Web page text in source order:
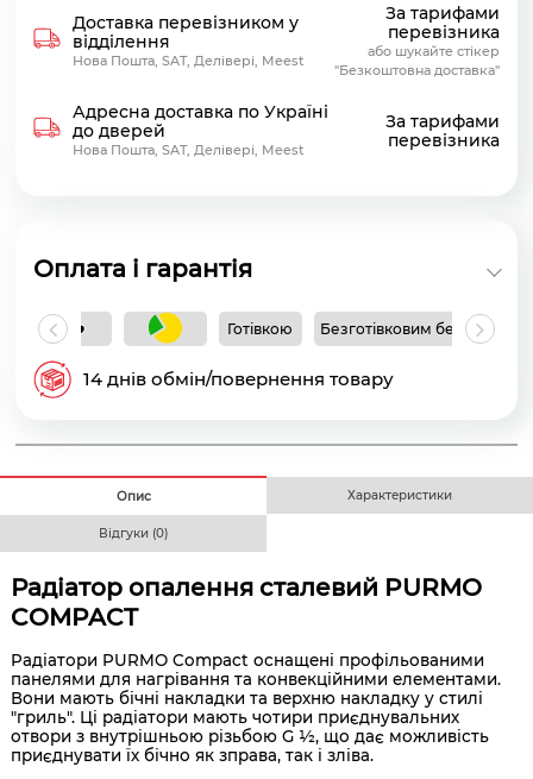
Доставка перевізником у
відділення
Нова Пошта, SAT, Делівері, Meest
За тарифами
перевізника
або шукайте стікер
"Безкоштовна доставка"
Адресна доставка по Україні
до дверей
Нова Пошта, SAT, Делівері, Meest
За тарифами
перевізника
Оплата і гарантія
Готівкою Безготівковим без ПДВ
14 днів обмін/повернення товару
Опис Характеристики
Відгуки (0)
Радіатор опалення сталевий PURMO
COMPACT
Радіатори PURMO Compact оснащені профільованими
панелями для нагрівання та конвекційними елементами.
Вони мають бічні накладки та верхню накладку у стилі
"гриль". Ці радіатори мають чотири приєднувальних
отвори з внутрішньою різьбою G ½, що дає можливість
приєднувати їх бічно як зправа, так і зліва.